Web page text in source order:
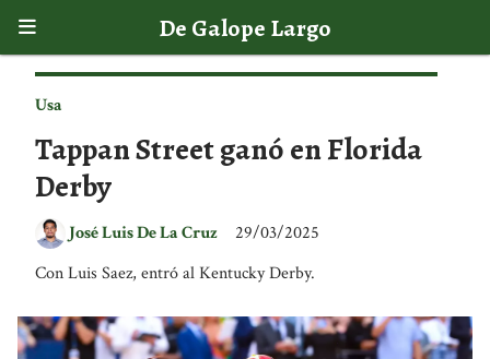
De Galope Largo
Tappan Street ganó en Florida
Derby
Con Luis Saez, entró al Kentucky Derby.
Usa
29/03/2025
José Luis De La Cruz